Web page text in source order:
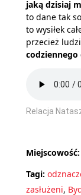
jaką dzisiaj
to dane tak
to wysiłek
przecież
Relacja
Miejscowość:
Tagi:
zasłużeni,